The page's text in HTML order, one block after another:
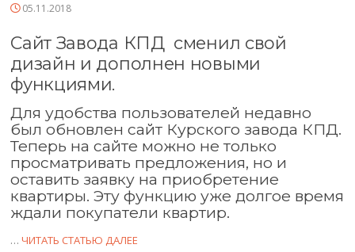
05.11.2018
Сайт Завода КПДсменил свой
дизайн и дополнен новыми
функциями.
Для удобства пользователей недавно
был обновлен сайт Курского завода КПД.
Теперь на сайте можно не только
просматривать предложения, но и
оставить заявку на приобретение
квартиры. Эту функцию уже долгое время
ждали покупатели квартир.
…ЧИТАТЬ СТАТЬЮ ДАЛЕЕ